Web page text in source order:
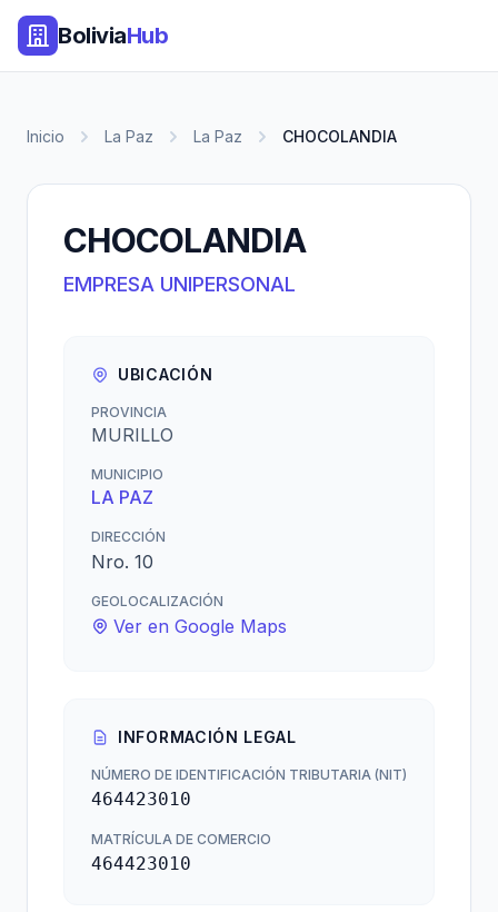
BoliviaHub
Inicio La Paz La Paz CHOCOLANDIA
CHOCOLANDIA
EMPRESA UNIPERSONAL
UBICACIÓN
PROVINCIA
MURILLO
MUNICIPIO
LA PAZ
DIRECCIÓN
Nro. 10
GEOLOCALIZACIÓN
Ver en Google Maps
INFORMACIÓN LEGAL
NÚMERO DE IDENTIFICACIÓN TRIBUTARIA (NIT)
464423010
MATRÍCULA DE COMERCIO
464423010